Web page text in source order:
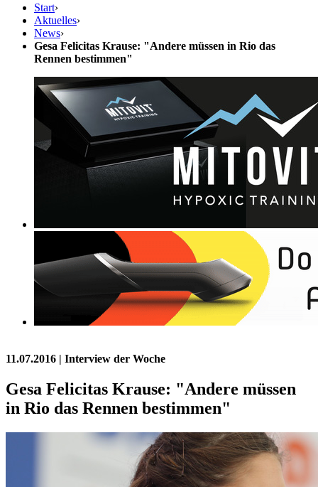
Start›
Aktuelles›
News›
Gesa Felicitas Krause: "Andere müssen in Rio das
Rennen bestimmen"
11.07.2016 | Interview der Woche
Gesa Felicitas Krause: "Andere müssen
in Rio das Rennen bestimmen"